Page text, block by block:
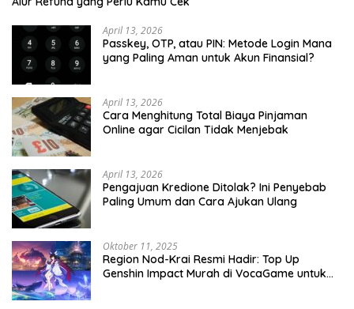
April 13, 2026
Passkey, OTP, atau PIN: Metode Login Mana
yang Paling Aman untuk Akun Finansial?
April 13, 2026
Cara Menghitung Total Biaya Pinjaman
Online agar Cicilan Tidak Menjebak
April 13, 2026
Pengajuan Kredione Ditolak? Ini Penyebab
Paling Umum dan Cara Ajukan Ulang
Oktober 11, 2025
Region Nod-Krai Resmi Hadir: Top Up
Genshin Impact Murah di VocaGame untuk